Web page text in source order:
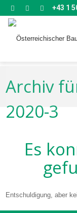
+43 1
Archiv
2020-3
Es
Entschuldigung, aber